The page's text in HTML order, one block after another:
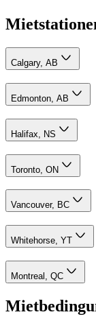
Calgary, AB
Edmonton, AB
Halifax, NS
Toronto, ON
Vancouver, BC
Whitehorse, YT
Montreal, QC